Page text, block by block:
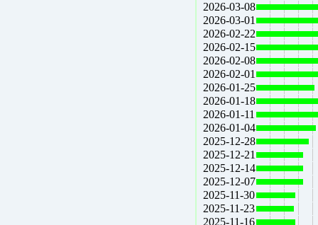
2026-03-08
2026-03-01
2026-02-22
2026-02-15
2026-02-08
2026-02-01
2026-01-25
2026-01-18
2026-01-11
2026-01-04
2025-12-28
2025-12-21
2025-12-14
2025-12-07
2025-11-30
2025-11-23
2025-11-16